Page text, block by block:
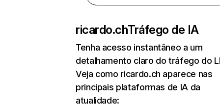
ricardo.chTráfego de IA
Tenha acesso instantâneo a um
detalhamento claro do tráfego do
Veja como ricardo.ch aparece nas
principais plataformas de IA da
atualidade: